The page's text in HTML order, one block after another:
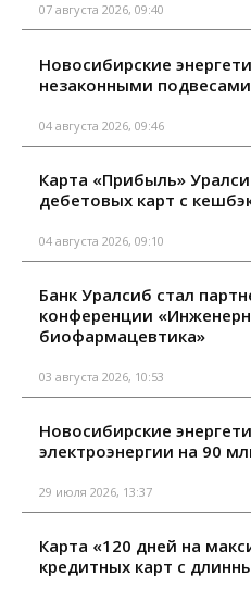
07 августа 2026, 09:40
Новосибирские
незаконными
04 августа 2026, 09:46
Карта «Прибыль»
дебетовых карт с
04 августа 2026, 09:10
Банк Уралсиб стал
конференции
биофармацевтика»
03 августа 2026, 10:53
Новосибирские
электроэнергии на 90
29 июля 2026, 13:37
Карта «120 дней на
кредитных карт с